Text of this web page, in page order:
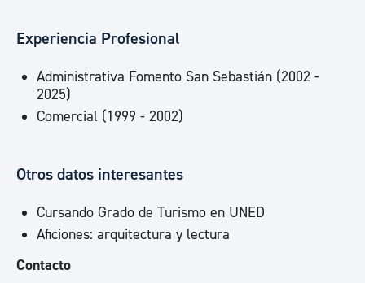
Experiencia Profesional
Administrativa Fomento San Sebastián (2002 -
2025)
Comercial (1999 - 2002)
Otros datos interesantes
Cursando Grado de Turismo en UNED
Aficiones: arquitectura y lectura
Contacto